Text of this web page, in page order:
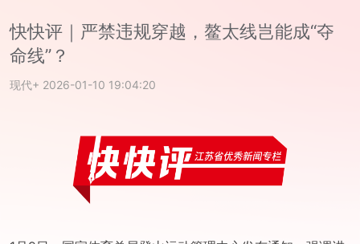
快快评｜严禁违规穿越，鳌太线岂能成“夺
命线”？
现代+ 2026-01-10 19:04:20